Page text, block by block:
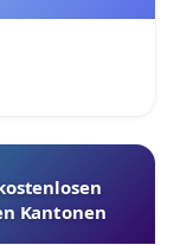
Kantonen